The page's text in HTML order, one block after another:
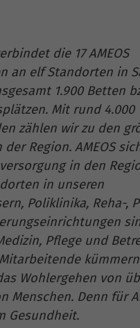
die 17 AMEOS
an elf Standorten in
1.900 Betten
Mit rund 4.000
zählen wir zu den
Region. AMEOS
in den
in unseren
Poliklinika, Reha-,
Pflege und
Mitarbeitende
Wohlergehen von
Menschen. Denn für
Gesundheit.